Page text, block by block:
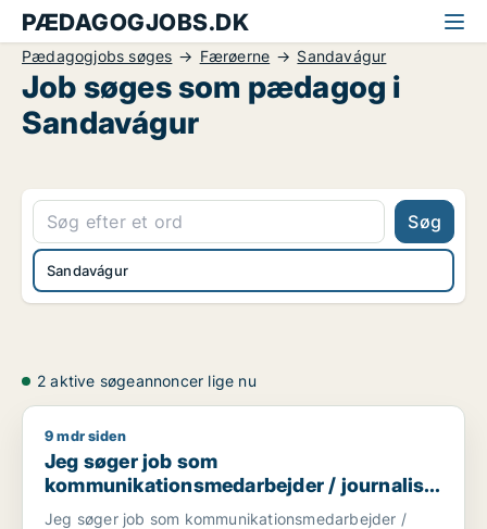
PÆDAGOGJOBS.DK
Pædagogjobs søges Færøerne Sandavágur
Job søges som pædagog i
Sandavágur
Søg
Sandavágur
2 aktive søgeannoncer lige nu
Jeg søger job som kommunikationsmedarbejder /
9 mdr siden
Jeg søger job som
kommunikationsmedarbejder / journalist
/ kulturmedarbejder / lærer / pædagog
Jeg søger job som kommunikationsmedarbejder /